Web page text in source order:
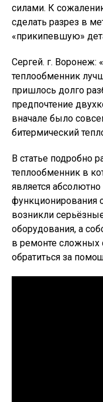
силами. К
сделать разрез в
«прикипевшую»
Сергей. г. Воронеж:
теплообменник
пришлось долго
предпочтение
вначале было
битермический
В статье подробно
теплообменник в
является
функционирования
возникли
оборудования, а
в ремонте сложных
обратиться за